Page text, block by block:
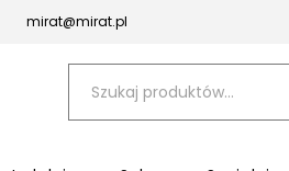
mirat@mirat.pl